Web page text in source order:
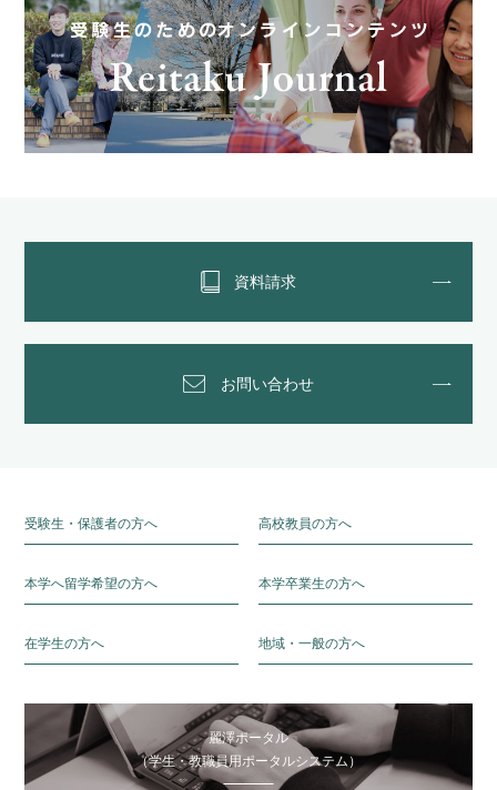
資料請求
お問い合わせ
受験生・保護者の方へ 高校教員の方へ
本学へ留学希望の方へ 本学卒業生の方へ
在学生の方へ 地域・一般の方へ
麗澤ポータル
（学生・教職員用ポータルシステム）